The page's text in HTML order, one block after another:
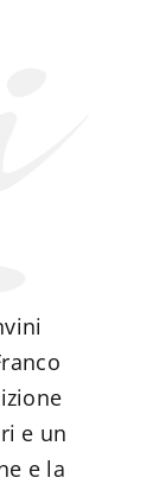
e un
e la